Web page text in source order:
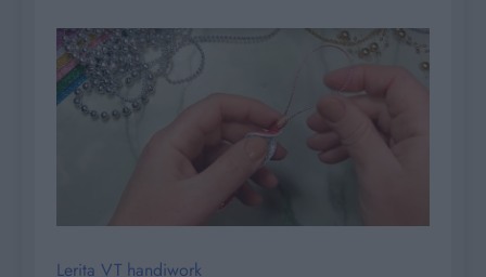
Lerita VT handiwork